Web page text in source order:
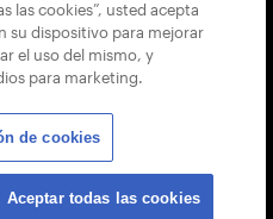
RESERVED
las cookies”, usted acepta
su dispositivo para mejorar
el uso del mismo, y
para marketing.
de cookies
Aceptar todas las cookies